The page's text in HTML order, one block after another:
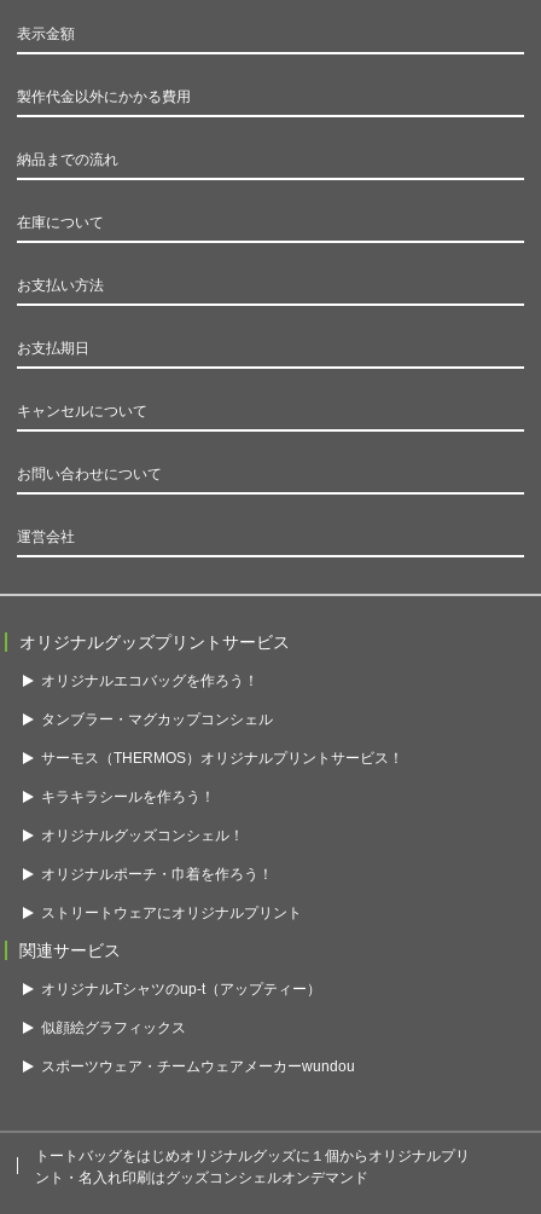
表示金額
製作代金以外にかかる費用
納品までの流れ
在庫について
お支払い方法
お支払期日
キャンセルについて
お問い合わせについて
運営会社
オリジナルグッズプリントサービス
オリジナルエコバッグを作ろう！
タンブラー・マグカップコンシェル
サーモス（THERMOS）オリジナルプリントサービス！
キラキラシールを作ろう！
オリジナルグッズコンシェル！
オリジナルポーチ・巾着を作ろう！
ストリートウェアにオリジナルプリント
関連サービス
オリジナルTシャツのup-t（アップティー）
似顔絵グラフィックス
スポーツウェア・チームウェアメーカーwundou
トートバッグをはじめオリジナルグッズに１個からオリジナルプリ
ント・名入れ印刷はグッズコンシェルオンデマンド